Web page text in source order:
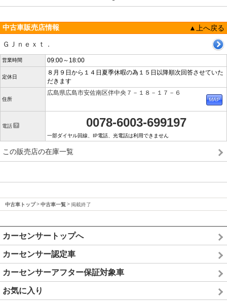
中古車販売店情報
▲上へ戻る
ＧＪｎｅｘｔ．
営業時間 09:00～18:00
定休日
８月９日から１４日夏季休暇の為１５日以降順次回答させていた
だきます
住所
広島県広島市安佐南区伴中央７－１８－１７－６
電話 0078-6003-699197
一部ダイヤル回線、IP電話、光電話は利用できません
この販売店の在庫一覧
中古車トップ 中古車一覧 掲載終了
カーセンサートップへ
カーセンサー認定車
カーセンサーアフター保証対象車
お気に入り